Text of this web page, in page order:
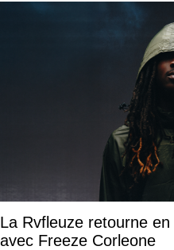
La Rvfleuze retourne
avec Freeze Corleone